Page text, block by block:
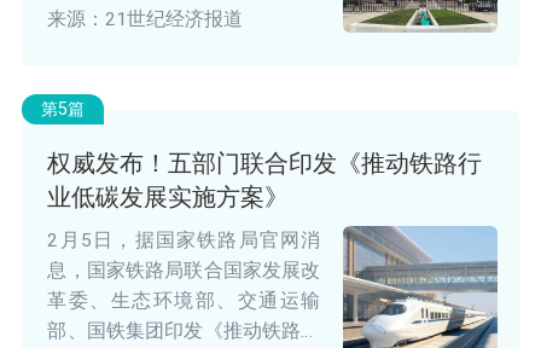
26.4个百分点，比年初增加8.48
来源：21世纪经济报道
第5篇
权威发布！五部门联合印发《推动铁路行
业低碳发展实施方案》
2月5日，据国家铁路局官网消
息，国家铁路局联合国家发展改
革委、生态环境部、交通运输
部、国铁集团印发《推动铁路行